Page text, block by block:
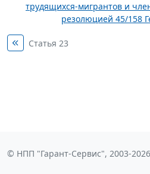
трудящихся-мигрантов и
резолюцией 45/158
Статья 23
© НПП "Гарант-Сервис", 2003-2026